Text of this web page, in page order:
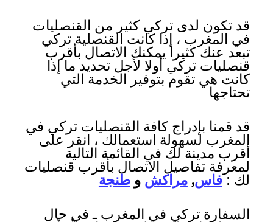
قد تكون لدى تركي كثير من القنصليات
في المغرب ، إذا كانت القنصلية تركي
تبعد عنك كثيرا يمكنك الاتصال بأقرب
قنصليات تركي أولا لأجل تحديد ما إذا
كانت هي تقوم بتوفير الخدمة التي
تحتاجها
قد قمنا بإدراج كافة القنصليات تركي في
المغرب لسهولة استعمالك ، انقر على
أقرب مدينة لك في القائمة التالية
لمعرفة تفاصيل الاتصال بأقرب قنصليات
لك :فاس,مراكش وطنجة
السفارة تركي في المغرب ـ في حال